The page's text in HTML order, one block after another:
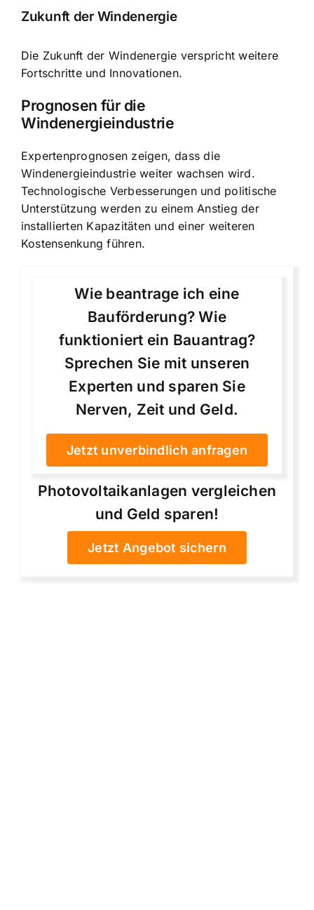
Zukunft der Windenergie
Die Zukunft der Windenergie verspricht weitere
Fortschritte und Innovationen.
Prognosen für die
Windenergieindustrie
Expertenprognosen zeigen, dass die
Windenergieindustrie weiter wachsen wird.
Technologische Verbesserungen und politische
Unterstützung werden zu einem Anstieg der
installierten Kapazitäten und einer weiteren
Kostensenkung führen.
Wie beantrage ich eine
Bauförderung? Wie
funktioniert ein Bauantrag?
Sprechen Sie mit unseren
Experten und sparen Sie
Nerven, Zeit und Geld.
Jetzt unverbindlich anfragen
Photovoltaikanlagen vergleichen
und Geld sparen!
Jetzt Angebot sichern